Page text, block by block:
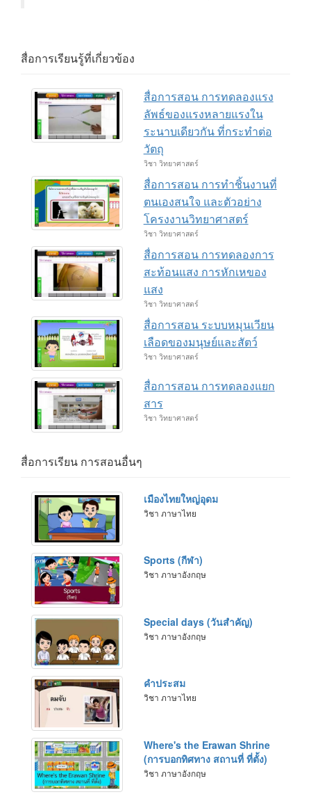
สื่อการเรียนรู้ที่เกี่ยวข้อง
สื่อการสอน การทดลองแรง
ลัพธ์ของแรงหลายแรงใน
ระนาบเดียวกัน ที่กระทำต่อ
วัตถุ
วิชา วิทยาศาสตร์
สื่อการสอน การทำชิ้นงานที่
ตนเองสนใจ และตัวอย่าง
โครงงานวิทยาศาสตร์
วิชา วิทยาศาสตร์
สื่อการสอน การทดลองการ
สะท้อนแสง การหักเหของ
แสง
วิชา วิทยาศาสตร์
สื่อการสอน ระบบหมุนเวียน
เลือดของมนุษย์และสัตว์
วิชา วิทยาศาสตร์
สื่อการสอน การทดลองแยก
สาร
วิชา วิทยาศาสตร์
สื่อการเรียน การสอนอื่นๆ
เมืองไทยใหญ่อุดม
วิชา ภาษาไทย
Sports (กีฬา)
วิชา ภาษาอังกฤษ
Special days (วันสำคัญ)
วิชา ภาษาอังกฤษ
คำประสม
วิชา ภาษาไทย
Where's the Erawan Shrine
(การบอกทิศทาง สถานที่ ที่ตั้ง)
วิชา ภาษาอังกฤษ